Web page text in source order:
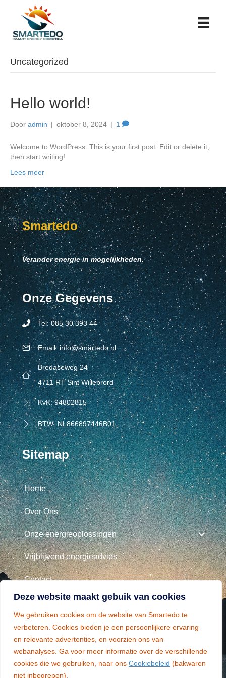
Deze website maakt gebuik van cookies
We gebruiken cookies om de website van Smartedo te
verbeteren. Cookies bieden je een persoonlijkere ervaring
en relevante advertenties, en voorzien ons van
webanalyses. Ga voor meer informatie over de verschillende
cookies die we gebruiken, naar ons Cookiebeleid (bakwaren
niet inbegrepen).
Uncategorized
Hello world!
Door admin | oktober 8, 2024 | 1
Welcome to WordPress. This is your first post. Edit or delete it,
then start writing!
Lees meer
Smartedo
Verander energie in mogelijkheden.
Onze Gegevens
Tel: 0853039344
Tel: 085 30 393 44
Tel: 0853039344
Email: info@smartedo.nl
Bredaseweg 24
4711 RT Sint Willebrord
Tel: 0853039344
KvK: 94802815
BTW: NL866897446B01
Sitemap
Home
Over Ons
Onze energieoplossingen
Vrijblijvend energieadvies
Contact
Belangrijke Informatie
Algemene Voorwaarden
Algemene Voorwaarden
Algemene Voorwaarden
Privacy beleid